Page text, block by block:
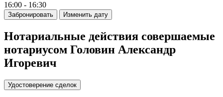
16:00 - 16:30
Забронировать Изменить дату
Нотариальные действия совершаемые
нотариусом Головин Александр
Игоревич
Удостоверение сделок